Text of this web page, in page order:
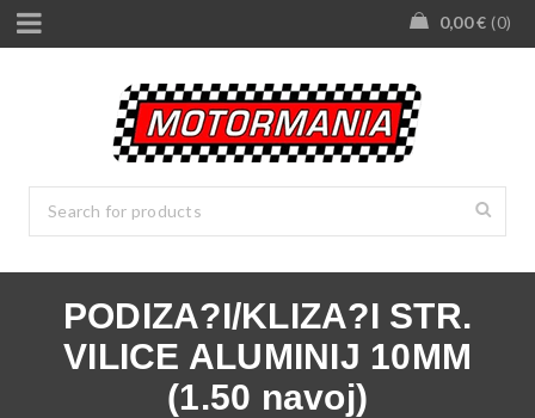
0,00€ 0
PODIZA?I/KLIZA?I STR.
VILICE ALUMINIJ 10MM
(1.50 navoj)